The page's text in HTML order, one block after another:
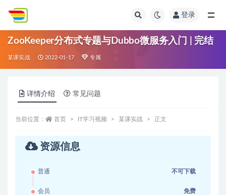
登录
ZooKeeper分布式专题与Dubbo微服务入门 | 完结
某课实战 2022-01-17 专属
详情介绍 常见问题
当前位置： 首页 IT学习视频 某课实战 正文
资源信息
普通 不可下载
会员 免费